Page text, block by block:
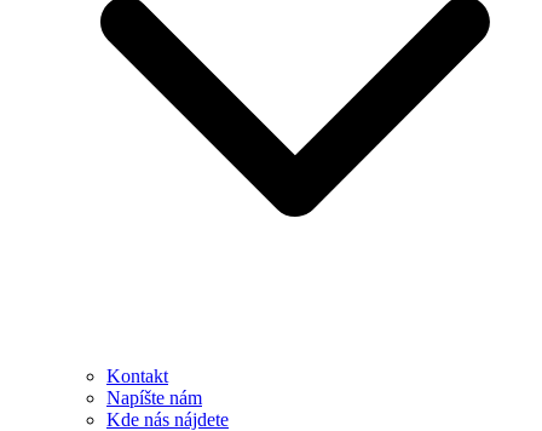
Kontakt
Napíšte nám
Kde nás nájdete